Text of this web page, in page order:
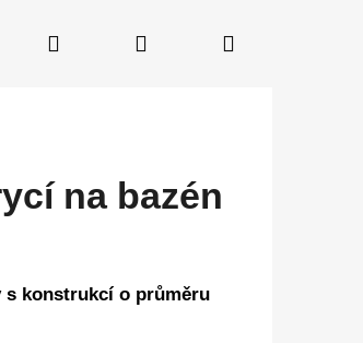
Hledat PřihlášeníNákupní
na bazén
s konstrukcí o průměru